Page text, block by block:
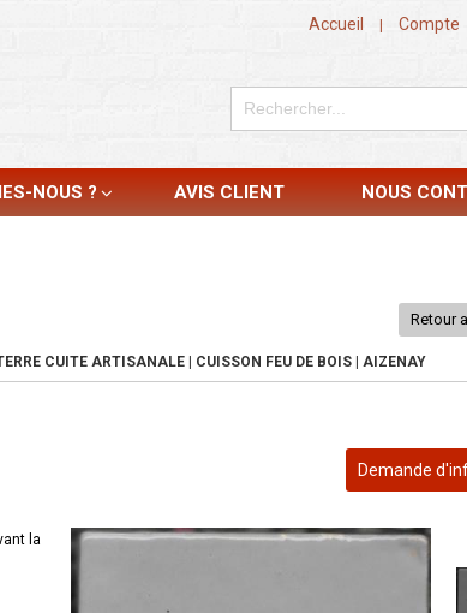
Accueil | Compte
NOUS ? AVIS CLIENT NOUS
Retour
CUITE ARTISANALE | CUISSON FEU DE BOIS | AIZENAY
Demande
la